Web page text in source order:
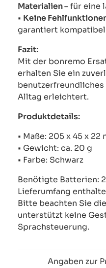
Materialien– für eine
• Keine
garantiert
Fazit:
Mit der bonremo
erhalten Sie ein
benutzerfreundliches
Alltag erleichtert.
Produktdetails:
• Maße: 205 x 45 x 22
• Gewicht: ca. 20 g
• Farbe: Schwarz
Benötigte Batterien:
Lieferumfang
Bitte beachten Sie
unterstützt keine
Sprachsteuerung.
Angaben zur